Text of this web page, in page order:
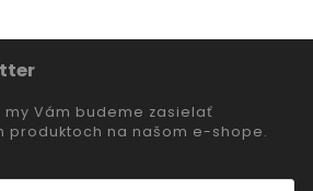
Vám budeme zasielať
produktoch na našom e-shope.